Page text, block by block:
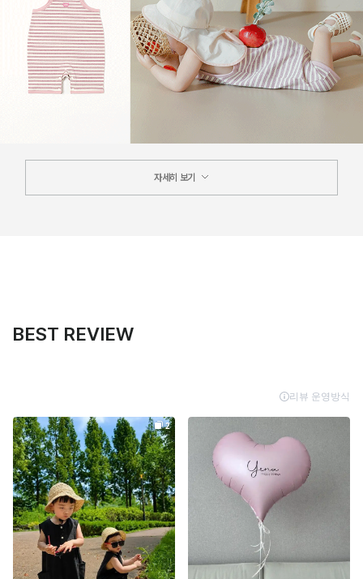
자세히 보기
BEST REVIEW